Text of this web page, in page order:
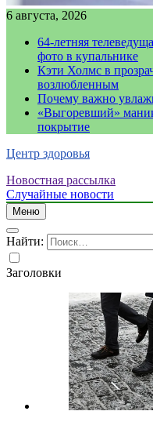
6 августа, 2026
64-летняя
фото в купальнике
Кэти Холмс в
возлюбленным
Почему важно
«Выгоревший»
покрытие
Центр здоровья
Новостная рассылка
Случайные новости
Меню
Найти:
Заголовки